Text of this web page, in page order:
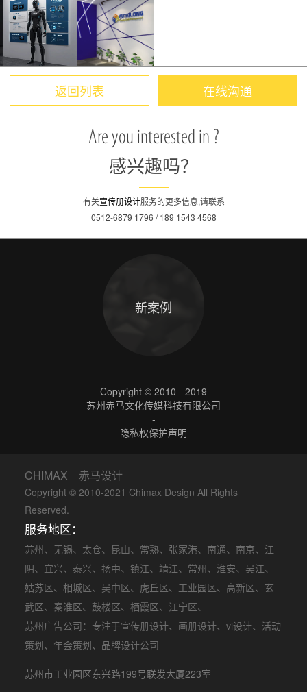
返回列表 在线沟通
Are you interested in ?
感兴趣吗？
有关宣传册设计服务的更多信息,请联系
0512-6879 1796 / 189 1543 4568
新案例
Copyright © 2010 - 2019
苏州赤马文化传媒科技有限公司
-
隐私权保护声明
CHIMAX 赤马设计
Copyright © 2010-2021 Chimax Design All Rights
Reserved.
服务地区：
苏州、 无锡、 太仓、 昆山、 常熟、 张家港、 南通、 南京、 江
阴、 宜兴、 泰兴、 扬中、 镇江、 靖江、 常州、 淮安、 吴江、
姑苏区、 相城区、 吴中区、 虎丘区、 工业园区、 高新区、 玄
武区、 秦淮区、 鼓楼区、 栖霞区、 江宁区、
苏州广告公司：专注于宣传册设计、 画册设计、 vi设计、 活动
策划、 年会策划、品牌设计公司
苏州市工业园区东兴路199号联发大厦223室